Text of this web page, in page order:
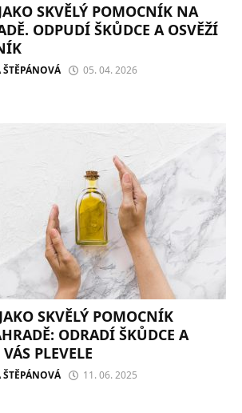
SKVĚLÝ POMOCNÍK NA
ODPUDÍ ŠKŮDCE A OSVĚŽÍ
ŠTĚPÁNOVÁ 05. 04. 2026
SKVĚLÝ POMOCNÍK
ODRADÍ ŠKŮDCE A
PLEVELE
ŠTĚPÁNOVÁ 11. 06. 2025